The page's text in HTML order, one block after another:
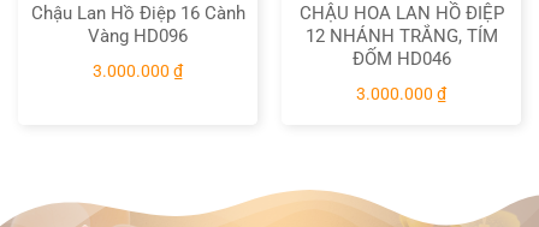
Chậu Lan Hồ Điệp 16 Cành
Vàng HD096
3.000.000 ₫
CHẬU HOA LAN HỒ ĐIỆP
12 NHÁNH TRẮNG, TÍM
ĐỐM HD046
3.000.000 ₫